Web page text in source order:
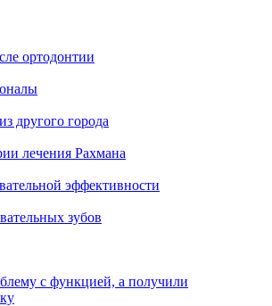
ортодонтии
другого города
лечения Рахмана
эффективности
зубов
с функцией, а получили